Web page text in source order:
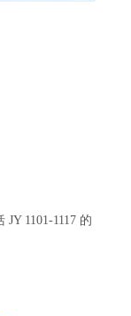
1101-1117 的